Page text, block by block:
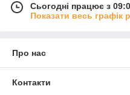
Сьогодні працює з
Показати весь графік
Про нас
Контакти